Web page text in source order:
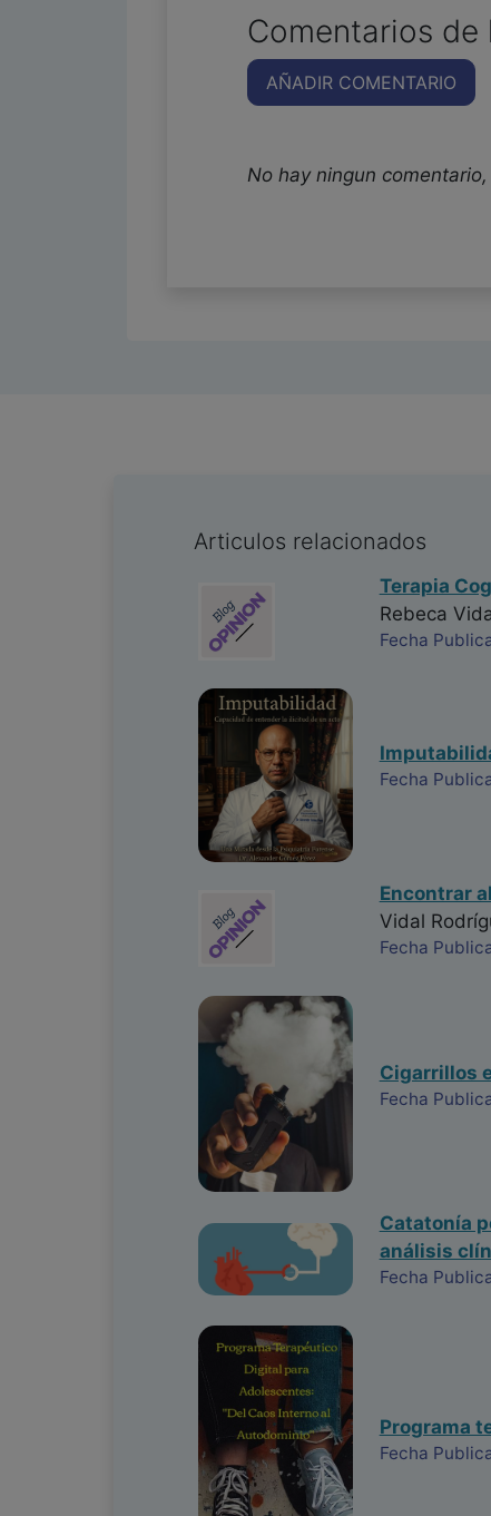
Comentarios de
AÑADIR COMENTARIO
No hay ningun
Articulos relacionados
Terapia
Rebeca
Fecha
Fecha
Encontrar
Vidal
Fecha
Cigarrillos
Fecha
Catatonía
análisis
Fecha
Programa
Fecha